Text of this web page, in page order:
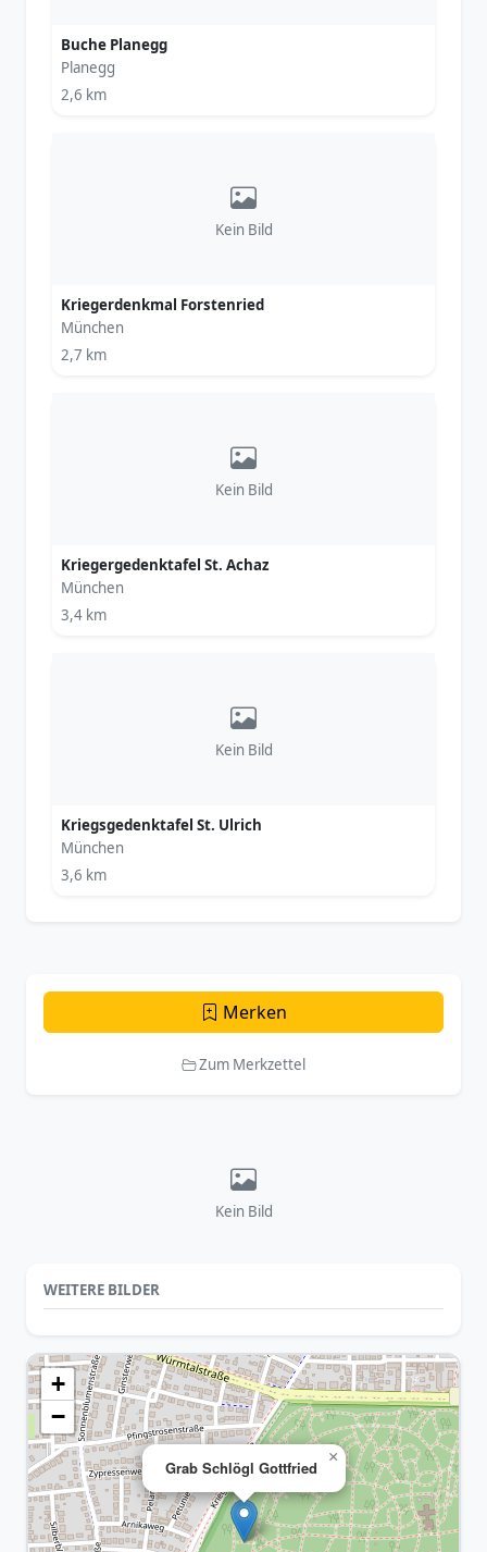
Buche Planegg
Planegg
2,6 km
Kein Bild
Kriegerdenkmal Forstenried
München
2,7 km
Kein Bild
Kriegergedenktafel St. Achaz
München
3,4 km
Kein Bild
Kriegsgedenktafel St. Ulrich
München
3,6 km
Merken
Zum Merkzettel
Kein Bild
WEITERE BILDER
Grab Schlögl Gottfried
×
+
−